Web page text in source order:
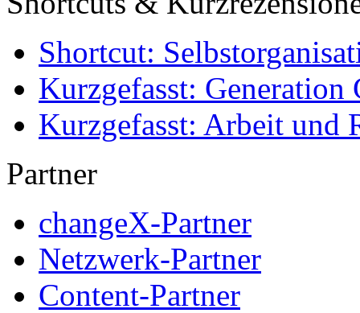
Shortcut:
Kurzgefasst: Generation
Kurzgefasst: Arbeit und
Partner
changeX-Partner
Netzwerk-Partner
Content-Partner